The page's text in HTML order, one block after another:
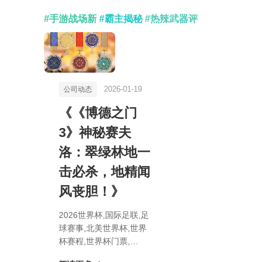
#手游战场新 #霸主揭秘 #热辣武器评
公司动态 2026-01-19
《《博德之门
3》神秘赛夫
洛：翠绿林地一
击必杀，地精闻
风丧胆！》
2026世界杯,国际足联,足
球赛事,北美世界杯,世界
杯赛程,世界杯门票,